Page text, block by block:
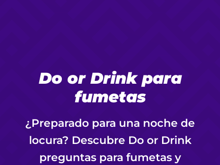
Do or Drink para
fumetas
¿Preparado para una noche de
locura? Descubre Do or Drink
preguntas para fumetas y